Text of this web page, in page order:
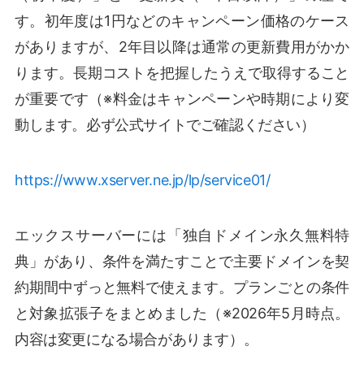
す。初年度は1円などのキャンペーン価格のケース
がありますが、2年目以降は通常の更新費用がかか
ります。長期コストを把握したうえで取得すること
が重要です（※料金はキャンペーンや時期により変
動します。必ず公式サイトでご確認ください）
https://www.xserver.ne.jp/lp/service01/
エックスサーバーには「独自ドメイン永久無料特
典」があり、条件を満たすことで主要ドメインを契
約期間中ずっと無料で使えます。プランごとの条件
と対象拡張子をまとめました（※2026年5月時点。
内容は変更になる場合があります）。